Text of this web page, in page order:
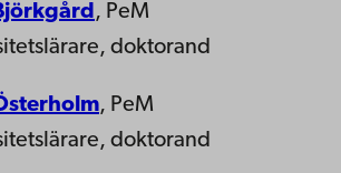
, PeM
doktorand
, PeM
doktorand